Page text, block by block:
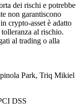
dei rischi e potrebbe
non garantiscono
crypto-asset è adatto
al rischio.
al trading o alla
Park, Triq Mikiel